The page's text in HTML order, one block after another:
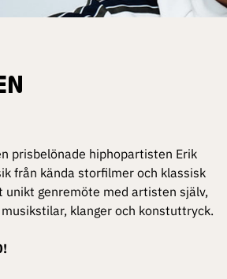
prisbelönade hiphopartisten Erik
från kända storfilmer och klassisk
unikt genremöte med artisten själv,
klanger och konstuttryck.